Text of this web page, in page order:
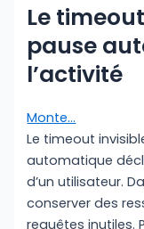
Le
pause
l’activité
Monte…
Le timeout
automatique
d’un utilisateur.
conserver des
requêtes inutiles.